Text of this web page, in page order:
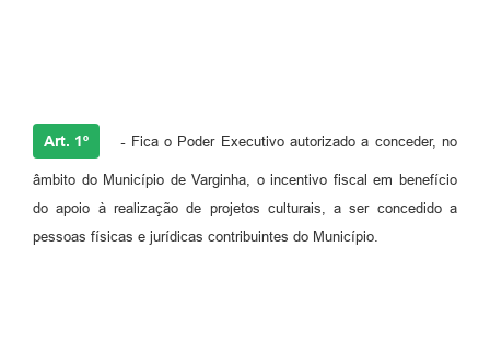
Art. 1º -Fica o Poder Executivo autorizado a conceder, no
âmbito do Município de Varginha, o incentivo fiscal em benefício
do apoio à realização de projetos culturais, a ser concedido a
pessoas físicas e jurídicas contribuintes do Município.